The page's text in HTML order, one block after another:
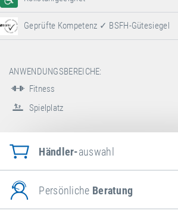
Geprüfte Kompetenz ✓ BSFH-Gütesiegel
ANWENDUNGSBEREICHE:
Fitness
Spielplatz
Händler-auswahl
Persönliche Beratung